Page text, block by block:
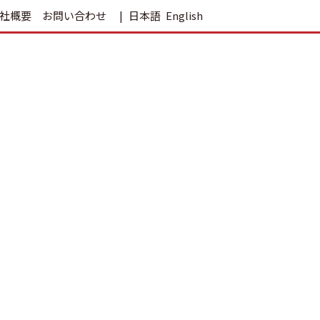
概要 お問い合わせ 日本語 English